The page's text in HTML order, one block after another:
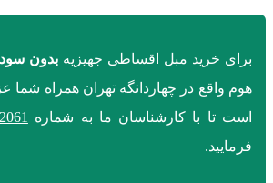
برای خرید مبل اقساطی جهیزیهبدون سود
هوم واقع در چهاردانگه تهران همراه شما
است تا با کارشناسان ما به شماره
فرمایید.